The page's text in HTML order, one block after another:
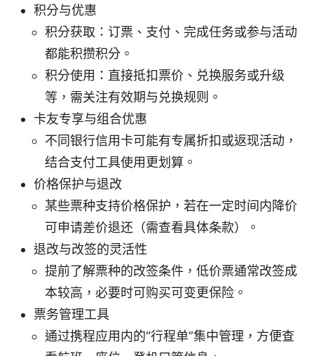
积分与优惠
积分获取：订票、支付、完成任务或参与活动
都能积攒积分。
积分使用：直接抵扣票价、兑换服务或升级
等，需关注有效期与兑换规则。
卡友专享与组合优惠
不同银行信用卡可能有专属折扣或返现活动，
结合支付工具使用更划算。
价格保护与退改
某些票种支持价格保护，若在一定时间内降价
可申请差价退还（需查看具体条款）。
退改与改签的灵活性
提前了解票种的改签条件，低价票通常改签成
本较高，必要时可购买可变更保险。
票务管理工具
通过携程应用内的“行程单”集中管理，方便查